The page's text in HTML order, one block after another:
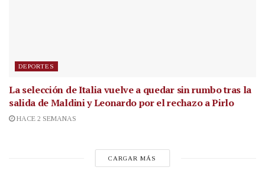
DEPORTES
La selección de Italia vuelve a quedar sin rumbo tras la
salida de Maldini y Leonardo por el rechazo a Pirlo
HACE 2 SEMANAS
CARGAR MÁS